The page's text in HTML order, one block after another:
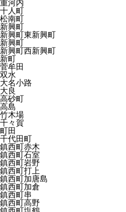
重河内
十人町
松南町
新興町
新興町東新興町
新興町
新興町西新興町
新町
菅牟田
双水
大名小路
大良
高砂町
高島
竹木場
千々賀
町田
千代田町
鎮西町赤木
鎮西町石室
鎮西町岩野
鎮西町打上
鎮西町加唐島
鎮西町加倉
鎮西町串
鎮西町高野